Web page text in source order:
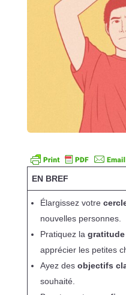
EN BREF
Élargissez votre
nouvelles personnes.
Pratiquez la gratitude
apprécier les petites
Ayez des objectifs
souhaité.